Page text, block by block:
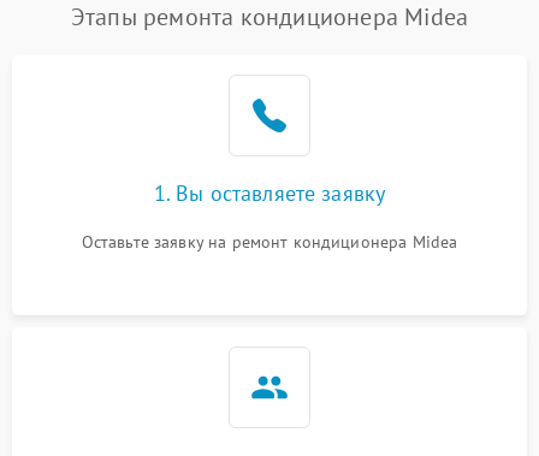
Неисправность
2000 ₽
1500 ₽
Повреждение корпуса
Этапы ремонта кондиционера Midea
1. Вы оставляете заявку
Оставьте заявку на ремонт кондиционера Midea